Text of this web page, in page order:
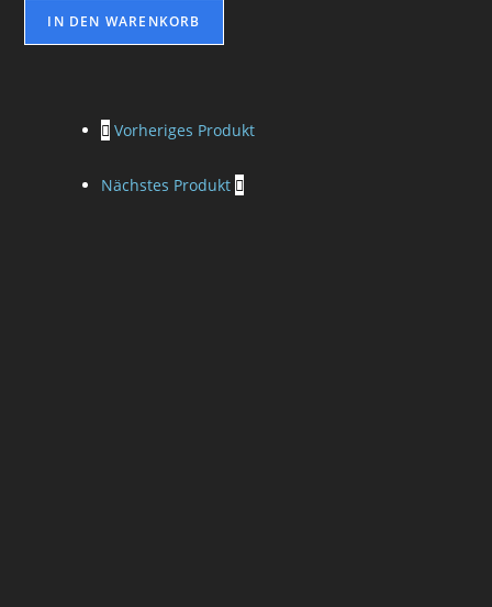
IN DEN WARENKORB
Vorheriges Produkt
Nächstes Produkt